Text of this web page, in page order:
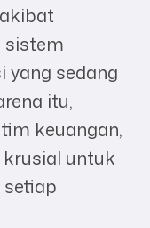
sistem
yang sedang
itu,
keuangan,
untuk